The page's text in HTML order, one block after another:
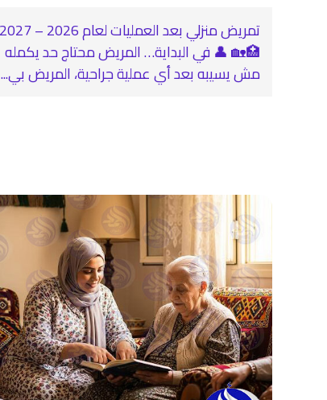
تمريض منزلي بعد العمليات لعام 2026 – 2027
🏥🏡 👤 في البداية… المريض محتاج حد يكمله
مش يسيبه بعد أي عملية جراحية، المريض بي...